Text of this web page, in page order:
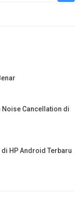
Cancellation di
HP Android Terbaru